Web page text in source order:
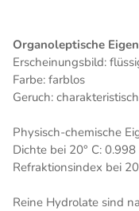
Organoleptische
Erscheinungsbild:
Farbe: farblos
Geruch:
Physisch-chemische
Dichte bei 20° C: 0.998
Refraktionsindex bei
Reine Hydrolate sind